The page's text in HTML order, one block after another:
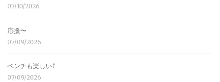
07/10/2026
応援〜
07/09/2026
ベンチも楽しい⤴︎
07/09/2026